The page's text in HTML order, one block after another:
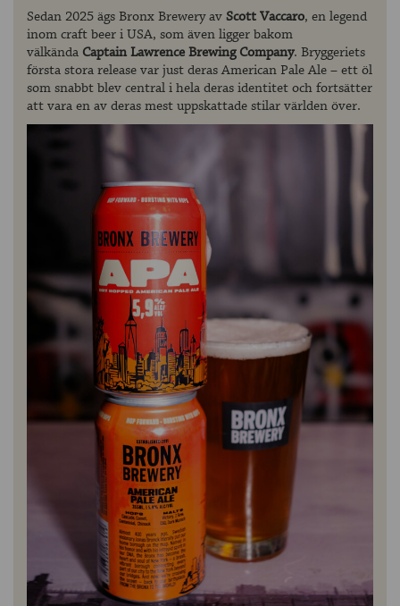
Sedan 2025 ägs Bronx Brewery avScott Vaccaro, en legend
inom craft beer i USA, som även ligger bakom
välkända Captain Lawrence Brewing Company. Bryggeriets
första stora release var just deras American Pale Ale – ett öl
som snabbt blev central i hela deras identitet och fortsätter
att vara en av deras mest uppskattade stilar världen över.